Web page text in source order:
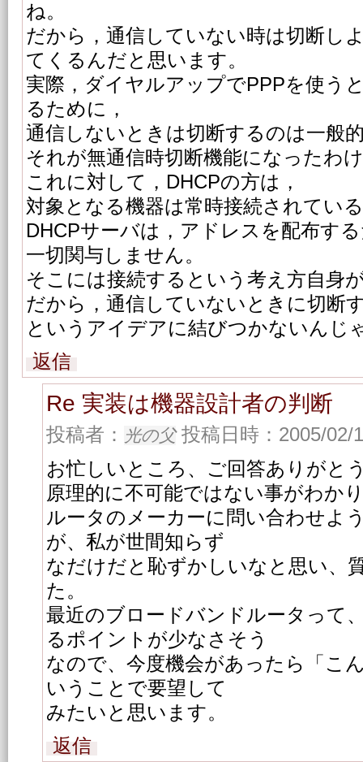
ね。
だから，通信していない時は切断し
てくるんだと思います。
実際，ダイヤルアップでPPPを使う
るために，
通信しないときは切断するのは一般
それが無通信時切断機能になったわ
これに対して，DHCPの方は，
対象となる機器は常時接続されてい
DHCPサーバは，アドレスを配布す
一切関与しません。
そこには接続するという考え方自身
だから，通信していないときに切断
というアイデアに結びつかないんじ
返信
Re 実装は機器設計者の判断
投稿者： 光の父投稿日時：2005/02/
お忙しいところ、ご回答ありがと
原理的に不可能ではない事がわか
ルータのメーカーに問い合わせよ
が、私が世間知らず
なだけだと恥ずかしいなと思い、
た。
最近のブロードバンドルータって
るポイントが少なさそう
なので、今度機会があったら「こ
いうことで要望して
みたいと思います。
返信